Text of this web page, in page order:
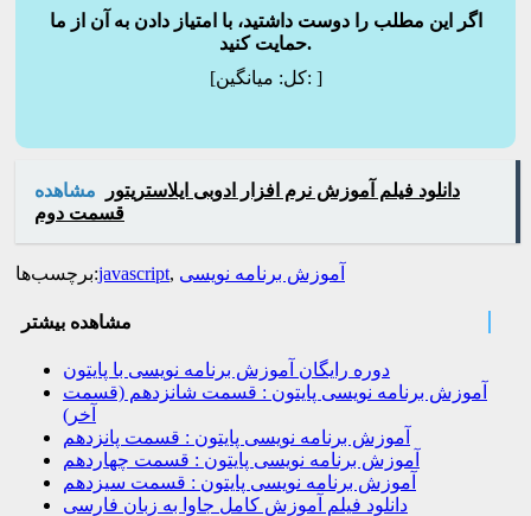
اگر این مطلب را دوست داشتید، با امتیاز دادن به آن از ما
حمایت کنید.
[کل:میانگین: ]
مشاهده
دانلود فیلم آموزش نرم افزار ادوبی ایلاستریتور
قسمت دوم
برچسب‌ها:javascript, آموزش برنامه نویسی
مشاهده بیشتر
دوره رایگان آموزش برنامه نویسی با پایتون
آموزش برنامه نویسی پایتون : قسمت شانزدهم (قسمت
آخر)
آموزش برنامه نویسی پایتون : قسمت پانزدهم
آموزش برنامه نویسی پایتون : قسمت چهاردهم
آموزش برنامه نویسی پایتون : قسمت سیزدهم
دانلود فیلم آموزش کامل جاوا به زبان فارسی